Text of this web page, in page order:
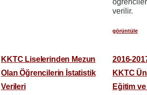
verilir.
görüntüle
KKTC Liselerinden Mezun
Olan Öğrencilerin İstatistik
Verileri
2016-
KKTC
Eğitim